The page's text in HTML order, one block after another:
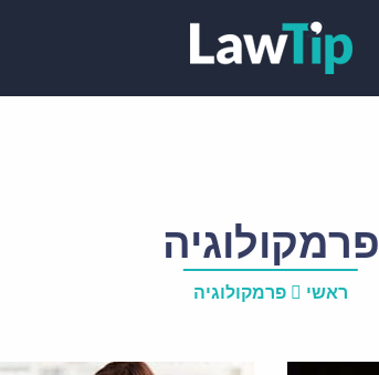
פרמקולוגיה
ראשי פרמקולוגיה